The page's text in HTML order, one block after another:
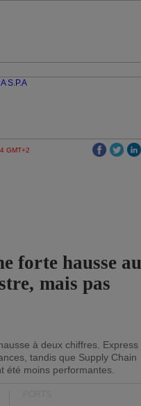
GMT+2
forte hausse au
mais pas
à deux chiffres. Express
tandis que Supply Chain
été moins performantes.